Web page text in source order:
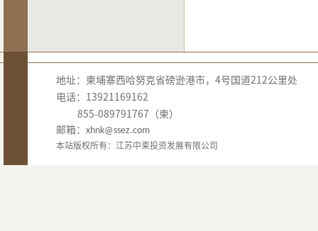
地址：柬埔寨西哈努克省磅逊港市，4号国道212公里处
电话：13921169162
855-089791767（柬）
邮箱： xhnk@ssez.com
本站版权所有：江苏中柬投资发展有限公司